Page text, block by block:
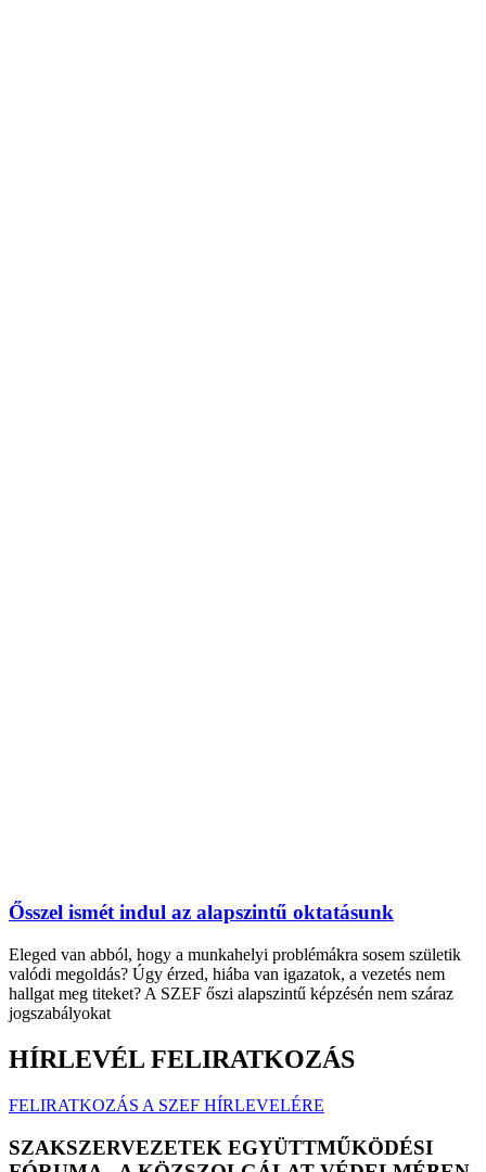
Ősszel ismét indul az alapszintű oktatásunk
Eleged van abból, hogy a munkahelyi problémákra sosem születik
valódi megoldás? Úgy érzed, hiába van igazatok, a vezetés nem
hallgat meg titeket? A SZEF őszi alapszintű képzésén nem száraz
jogszabályokat
HÍRLEVÉL FELIRATKOZÁS
FELIRATKOZÁS A SZEF HÍRLEVELÉRE
SZAKSZERVEZETEK EGYÜTTMŰKÖDÉSI